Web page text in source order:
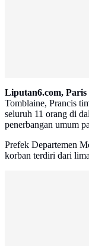
Liputan6.com, Paris
Tomblaine, Prancis
seluruh 11 orang di
penerbangan umum
Prefek Departemen
korban terdiri dari